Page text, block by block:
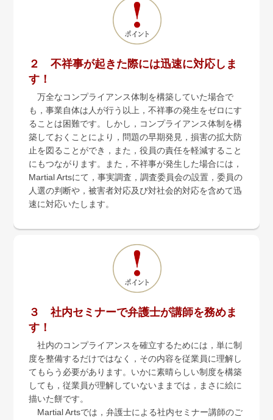
２ 不祥事が起きた際には迅速に対応しま
す！
万全なコンプライアンス体制を構築していた場合で
も，事業自体は人が行う以上，不祥事の発生をゼロにす
ることは困難です。しかし，コンプライアンス体制を構
築しておくことにより，問題の早期発見，損害の拡大防
止を図ることができ，また，役員の責任を軽減すること
にもつながります。また，不祥事が発生した場合には，
Martial Artsにて，事実調査，調査委員会の設置，委員の
人選の判断や，被害者対応及び対社会的対応を含めて迅
速に対応いたします。
３ 社内セミナーで弁護士が講師を務めま
す！
社内のコンプライアンスを確立するためには，単に制
度を整備するだけではなく，その内容を従業員に理解し
てもらう必要があります。いかに素晴らしい制度を構築
しても，従業員が理解していないままでは，まさに絵に
描いた餅です。
Martial Artsでは，弁護士による社内セミナー講師のご